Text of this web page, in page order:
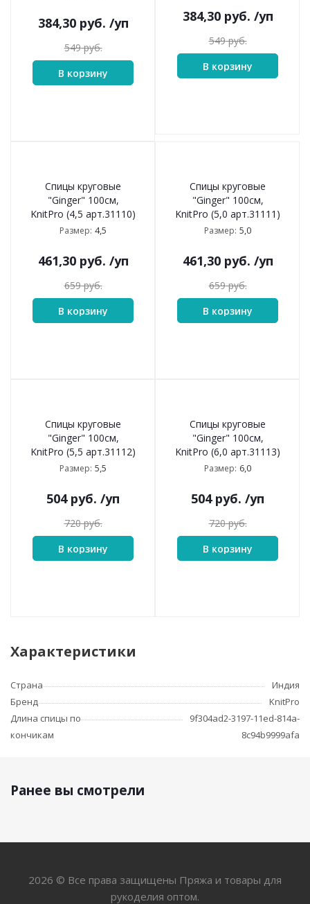
384,30руб. /уп
549руб.
В корзину
384,30руб. /уп
549руб.
В корзину
Спицы круговые
"Ginger" 100см,
KnitPro (4,5 арт.31110)
Размер: 4,5
461,30руб. /уп
659руб.
В корзину
Спицы круговые
"Ginger" 100см,
KnitPro (5,0 арт.31111)
Размер: 5,0
461,30руб. /уп
659руб.
В корзину
Спицы круговые
"Ginger" 100см,
KnitPro (5,5 арт.31112)
Размер: 5,5
504руб. /уп
720руб.
В корзину
Спицы круговые
"Ginger" 100см,
KnitPro (6,0 арт.31113)
Размер: 6,0
504руб. /уп
720руб.
В корзину
Характеристики
Страна
Индия
Бренд
KnitPro
Длина спицы по
кончикам
9f304ad2-3197-11ed-814a-
8c94b9999afa
Ранее вы смотрели
2026 © Все права защищены Пряжа и товары для
рукоделия оптом.